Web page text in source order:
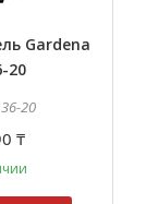
Gardena
20
20
₸